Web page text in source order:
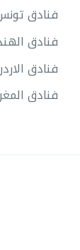
فنادق
فنادق
فنادق
فنادق